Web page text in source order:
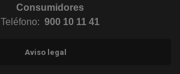
Consumidores
Teléfono: 900 10 11 41
Aviso legal